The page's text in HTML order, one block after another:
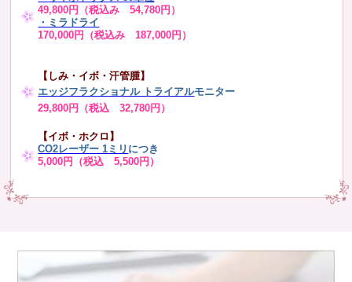
49,800円（税込み 54,780円）
・ミラドライ
170,000円（税込み 187,000円）
【しみ・イボ・汗管腫】
エッジフラクショナル トライアルモニター
29,800円（税込 32,780円）
【イボ・ホクロ】
CO2レーザー 1ミリ につき
5,000円（税込 5,500円）